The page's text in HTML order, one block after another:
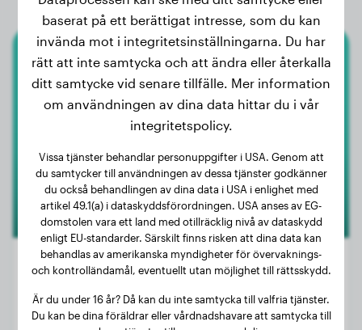
Pekinés
Hinata
Vikt:
7 kg
2 år, 3 månader
baserat på ett berättigat intresse, som du kan
invända mot i integritetsinställningarna. Du har
rätt att inte samtycka och att ändra eller återkalla
ditt samtycke vid senare tillfälle. Mer information
om användningen av dina data hittar du i vår
integritetspolicy.
Vissa tjänster behandlar personuppgifter i USA. Genom att
du samtycker till användningen av dessa tjänster godkänner
du också behandlingen av dina data i USA i enlighet med
artikel 49.1(a) i dataskyddsförordningen. USA anses av EG-
domstolen vara ett land med otillräcklig nivå av dataskydd
enligt EU-standarder. Särskilt finns risken att dina data kan
behandlas av amerikanska myndigheter för övervaknings-
och kontrolländamål, eventuellt utan möjlighet till rättsskydd.
Är du under 16 år? Då kan du inte samtycka till valfria tjänster.
Du kan be dina föräldrar eller vårdnadshavare att samtycka till